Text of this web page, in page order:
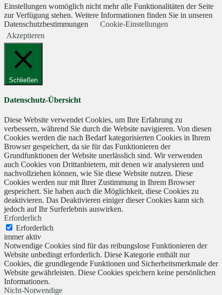
Einstellungen womöglich nicht mehr alle Funktionalitäten der Seite
zur Verfügung stehen. Weitere Informationen finden Sie in unseren
Datenschutzbestimmungen
Cookie-Einstellungen
Akzeptieren
Schließen
Datenschutz-Übersicht
Diese Website verwendet Cookies, um Ihre Erfahrung zu
verbessern, während Sie durch die Website navigieren. Von diesen
Cookies werden die nach Bedarf kategorisierten Cookies in Ihrem
Browser gespeichert, da sie für das Funktionieren der
Grundfunktionen der Website unerlässlich sind. Wir verwenden
auch Cookies von Drittanbietern, mit denen wir analysieren und
nachvollziehen können, wie Sie diese Website nutzen. Diese
Cookies werden nur mit Ihrer Zustimmung in Ihrem Browser
gespeichert. Sie haben auch die Möglichkeit, diese Cookies zu
deaktivieren. Das Deaktivieren einiger dieser Cookies kann sich
jedoch auf Ihr Surferlebnis auswirken.
Erforderlich
Erforderlich
immer aktiv
Notwendige Cookies sind für das reibungslose Funktionieren der
Website unbedingt erforderlich. Diese Kategorie enthält nur
Cookies, die grundlegende Funktionen und Sicherheitsmerkmale der
Website gewährleisten. Diese Cookies speichern keine persönlichen
Informationen.
Nicht-Notwendige